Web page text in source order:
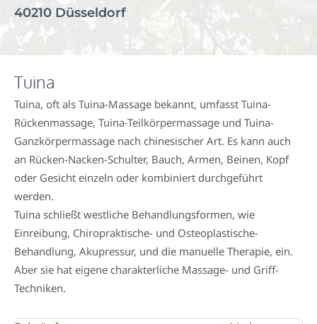
40210 Düsseldorf
Tuina
Tuina, oft als Tuina-Massage bekannt, umfasst Tuina-
Rückenmassage, Tuina-Teilkörpermassage und Tuina-
Ganzkörpermassage nach chinesischer Art. Es kann auch
an Rücken-Nacken-Schulter, Bauch, Armen, Beinen, Kopf
oder Gesicht einzeln oder kombiniert durchgeführt
werden.
Tuina schließt westliche Behandlungsformen, wie
Einreibung, Chiropraktische- und Osteoplastische-
Behandlung, Akupressur, und die manuelle Therapie, ein.
Aber sie hat eigene charakterliche Massage- und Griff-
Techniken.